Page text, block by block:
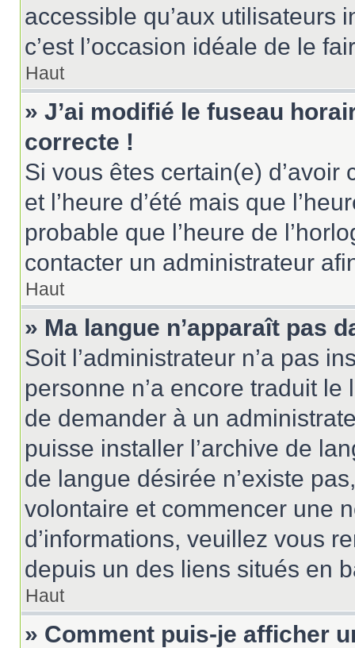
accessible qu’aux utilisateurs
c’est l’occasion idéale de le
Haut
» J’ai modifié le fuseau
correcte !
Si vous êtes certain(e)
et l’heure d’été mais que
probable que l’heure de
contacter un administrateur
Haut
» Ma langue n’apparaît pas
Soit l’administrateur n’a pas
personne n’a encore traduit
de demander à un
puisse installer l’archive de
de langue désirée n’existe
volontaire et commencer une
d’informations, veuillez vous
depuis un des liens situés en
Haut
» Comment puis-je afficher